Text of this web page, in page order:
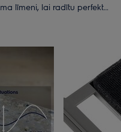
līmeni, lai radītu perfektu